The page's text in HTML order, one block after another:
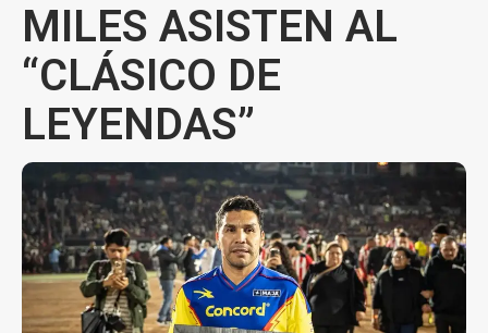
MILES ASISTEN AL
“CLÁSICO DE
LEYENDAS”